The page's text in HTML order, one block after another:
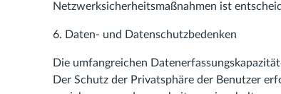
Netzwerksicherheitsmaßnahmen ist
6. Daten- und Datenschutzbedenken
Die umfangreichen
Der Schutz der Privatsphäre der Benutzer